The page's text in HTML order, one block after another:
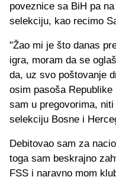
poveznice sa BiH pa
selekciju, kao recimo
"Žao mi je što danas
igra, moram da se
da, uz svo poštovanje
osim pasoša
sam u pregovorima,
selekciju Bosne i
Debitovao sam za
toga sam beskrajno
FSS i naravno mom